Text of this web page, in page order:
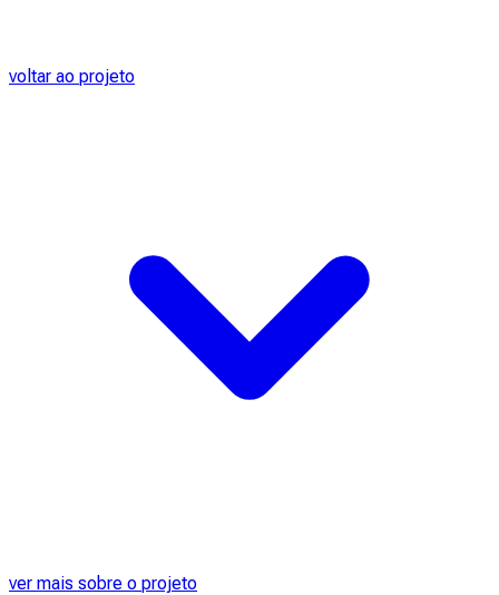
voltar ao projeto
ver mais sobre o projeto